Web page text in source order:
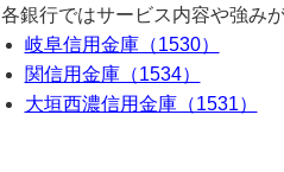
各銀行ではサービス内容や強み
岐阜信用金庫（1530）
関信用金庫（1534）
大垣西濃信用金庫（1531）